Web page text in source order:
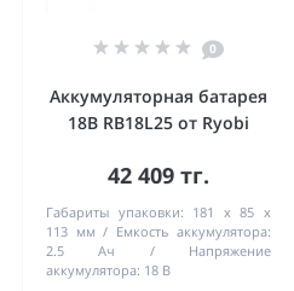
0
Аккумуляторная батарея
18В RB18L25 от Ryobi
42 409 тг.
Габариты упаковки: 181 х 85 х
113 мм
Емкость аккумулятора:
2.5 Ач
Напряжение
аккумулятора: 18 В